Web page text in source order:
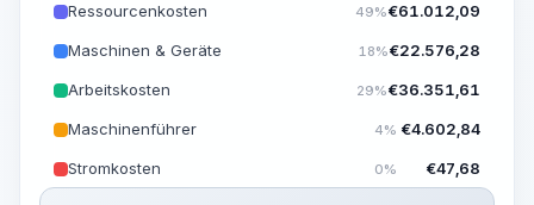
Ressourcenkosten 49%€61.012,09
Maschinen & Geräte 18%€22.576,28
Arbeitskosten 29%€36.351,61
Maschinenführer 4% €4.602,84
Stromkosten 0% €47,68